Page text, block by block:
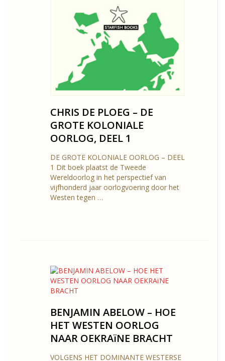
CHRIS DE PLOEG – DE
GROTE KOLONIALE
OORLOG, DEEL 1
DE GROTE KOLONIALE OORLOG – DEEL
1 Dit boek plaatst de Tweede
Wereldoorlog in het perspectief van
vijfhonderd jaar oorlogvoering door het
Westen tegen …
BENJAMIN ABELOW – HOE
HET WESTEN OORLOG
NAAR OEKRAïNE BRACHT
VOLGENS HET DOMINANTE WESTERSE